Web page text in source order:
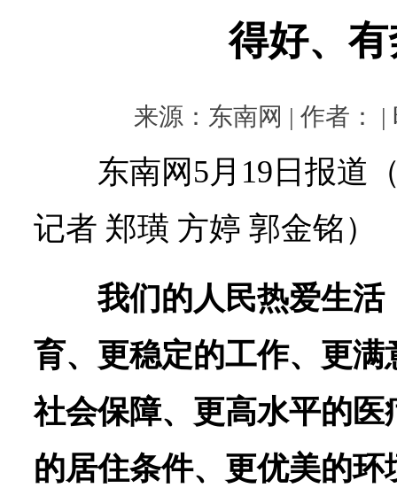
得好、
来源：东南网 | 作者： |
东南网5月19日报道
记者 郑璜 方婷 郭金铭）
我们的人民热爱生
育、更稳定的工作、更
社会保障、更高水平的
的居住条件、更优美的